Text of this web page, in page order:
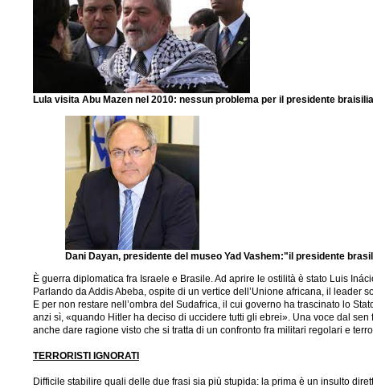
Lula visita Abu Mazen nel 2010: nessun problema per il presidente
Dani Dayan, presidente del museo Yad Vashem:"il presidente
È guerra diplomatica fra Israele e Brasile. Ad aprire le ostilità è stato Luis
Parlando da Addis Abeba, ospite di un vertice dell’Unione africana, il
E per non restare nell’ombra del Sudafrica, il cui governo ha trascinato lo
anzi sì, «quando Hitler ha deciso di uccidere tutti gli ebrei». Una voce dal
anche dare ragione visto che si tratta di un confronto fra militari regolari e
TERRORISTI IGNORATI
Difficile stabilire quali delle due frasi sia più stupida: la prima è un insulto